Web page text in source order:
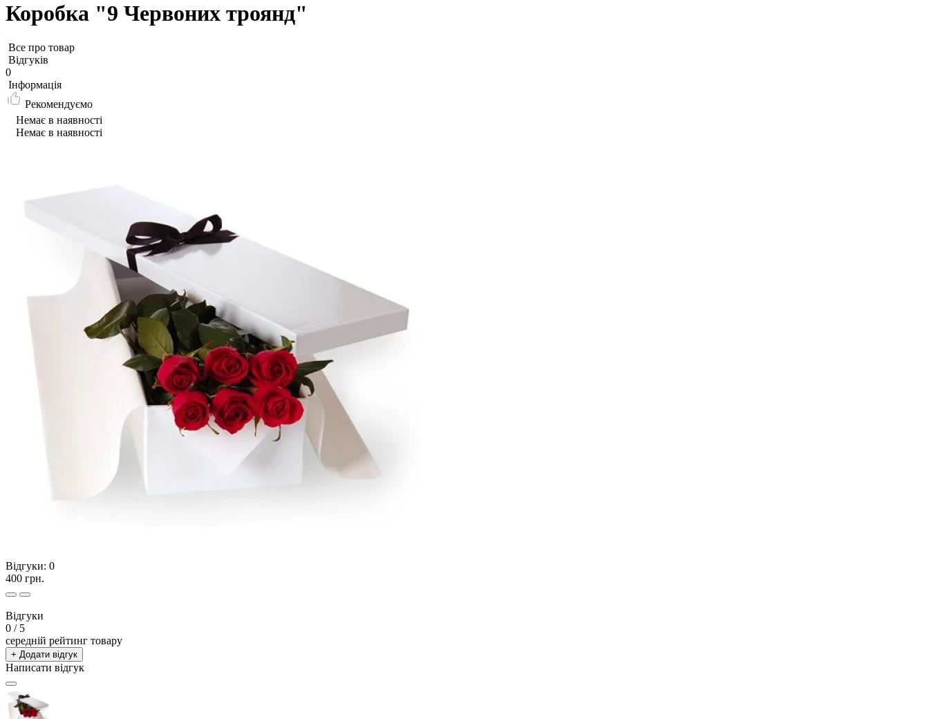
Коробка "9 Червоних троянд"
Все про товар
Відгуків
0
Iнформація
Рекомендуємо
Немає в наявності
Немає в наявності
Відгуки: 0
400 грн.
Відгуки
0 / 5
середній рейтинг товару
+ Додати відгук
Написати відгук